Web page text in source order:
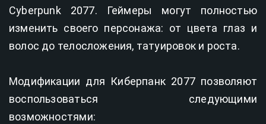
Cyberpunk 2077. Геймеры могут полностью
изменить своего персонажа: от цвета глаз и
волос до телосложения, татуировок и роста.
Модификации для Киберпанк 2077 позволяют
воспользоваться следующими
возможностями: